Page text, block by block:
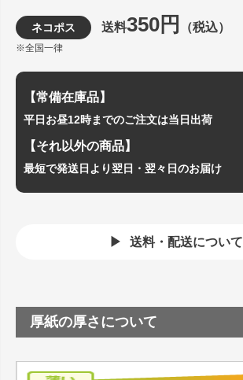
ネコポス 送料350円 （税込）
※全国一律
【常備在庫品】
平日お昼12時までのご注文は当日出荷
【それ以外の商品】
最短で発送日より翌日・翌々日のお届け
送料・配送について
厚紙の厚さについて